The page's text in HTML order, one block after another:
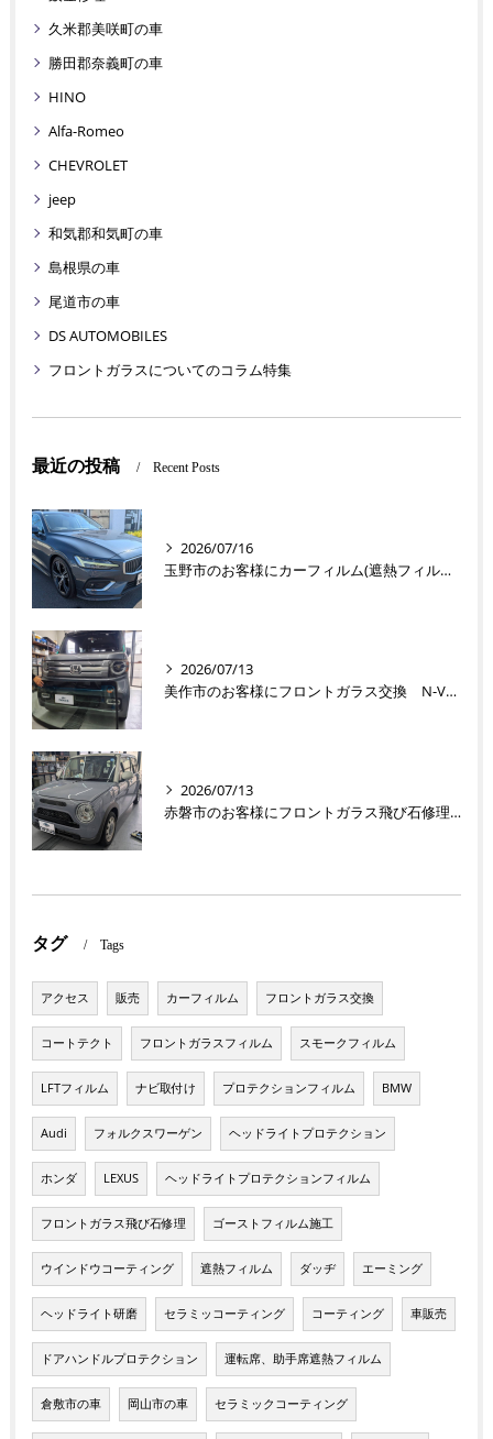
久米郡美咲町の車
勝田郡奈義町の車
HINO
Alfa-Romeo
CHEVROLET
jeep
和気郡和気町の車
島根県の車
尾道市の車
DS AUTOMOBILES
フロントガラスについてのコラム特集
最近の投稿 Recent Posts
2026/07/16
玉野市のお客様にカーフィルム(遮熱フィルム) V60【nexus株式会社】
2026/07/13
美作市のお客様にフロントガラス交換 N-VAN【nexus株式会社】
2026/07/13
赤磐市のお客様にフロントガラス飛び石修理 ラパン【nexus株式会社】
タグ Tags
アクセス 販売 カーフィルム フロントガラス交換
コートテクト フロントガラスフィルム スモークフィルム
LFTフィルム ナビ取付け プロテクションフィルム BMW
Audi フォルクスワーゲン ヘッドライトプロテクション
ホンダ LEXUS ヘッドライトプロテクションフィルム
フロントガラス飛び石修理 ゴーストフィルム施工
ウインドウコーティング 遮熱フィルム ダッヂ エーミング
ヘッドライト研磨 セラミッコーティング コーティング 車販売
ドアハンドルプロテクション 運転席、助手席遮熱フィルム
倉敷市の車 岡山市の車 セラミックコーティング